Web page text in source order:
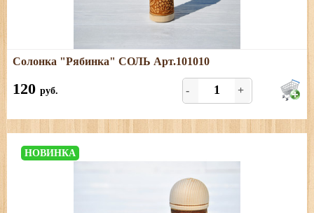
Подробнее
Размеры: высота - 9 см, диаметр - 4 см. Только СОЛЬ.
Солонка "Рябинка" СОЛЬ Арт.101010
120 руб. - +
НОВИНКА